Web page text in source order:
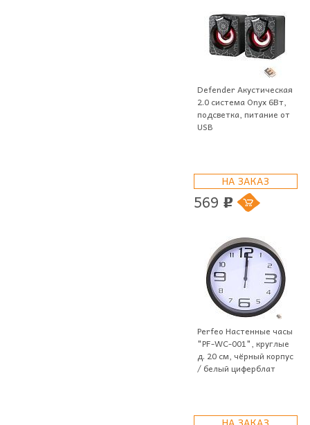
Defender Акустическая
2.0 система Onyx 6Вт,
подсветка, питание от
USB
НА ЗАКАЗ
569 p
Perfeo Настенные часы
"PF-WC-001", круглые
д. 20 см, чёрный корпус
/ белый циферблат